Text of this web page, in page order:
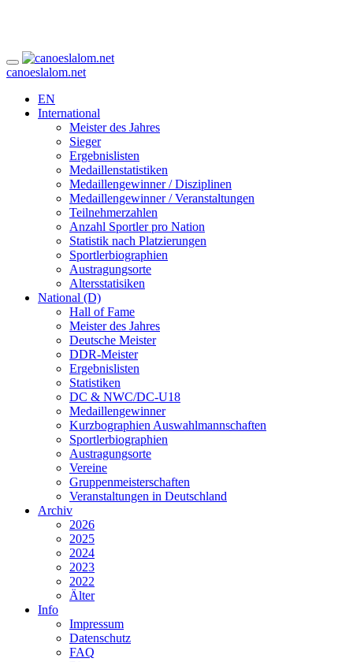
canoeslalom.net
EN
International
Meister des Jahres
Sieger
Ergebnislisten
Medaillenstatistiken
Medaillengewinner / Disziplinen
Medaillengewinner / Veranstaltungen
Teilnehmerzahlen
Anzahl Sportler pro Nation
Statistik nach Platzierungen
Sportlerbiographien
Austragungsorte
Altersstatisiken
National (D)
Hall of Fame
Meister des Jahres
Deutsche Meister
DDR-Meister
Ergebnislisten
Statistiken
DC & NWC/DC-U18
Medaillengewinner
Kurzbographien Auswahlmannschaften
Sportlerbiographien
Austragungsorte
Vereine
Gruppenmeisterschaften
Veranstaltungen in Deutschland
Archiv
2026
2025
2024
2023
2022
Älter
Info
Impressum
Datenschutz
FAQ